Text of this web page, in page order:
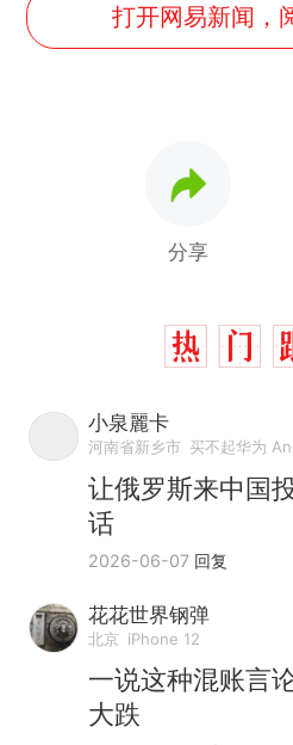
打开网易新闻，
分享
小泉麗卡
河南省新乡市 买不起华为
让俄罗斯来中国
话
2026-06-07 回复
花花世界钢弹
北京 iPhone 12
一说这种混账言
大跌